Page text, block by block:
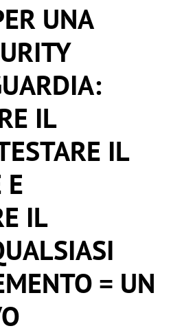
UNA
IL
IL
E
IL
= UN